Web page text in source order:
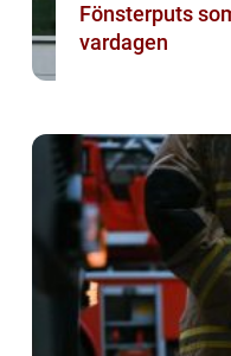
Fönsterputs
vardagen